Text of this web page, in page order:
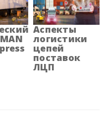
область
область
область
Аспекты
логистики
цепей
поставок
ЛЦП